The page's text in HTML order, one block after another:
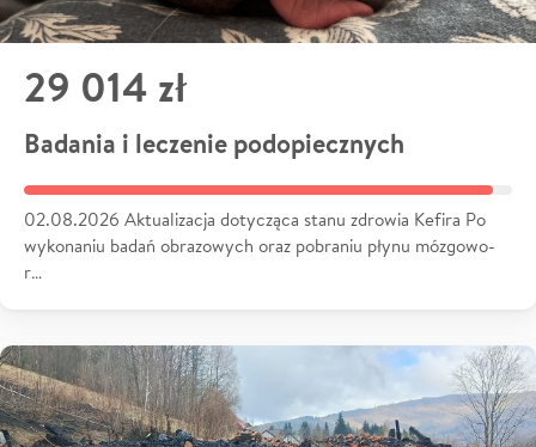
29 014 zł
Badania i leczenie podopiecznych
02.08.2026 Aktualizacja dotycząca stanu zdrowia Kefira Po
wykonaniu badań obrazowych oraz pobraniu płynu mózgowo-
r…